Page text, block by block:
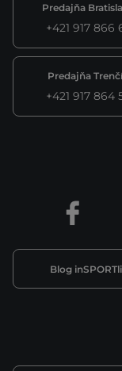
Predajňa
+421 917 866
Predajňa
+421 917 864
Blog
Facebook